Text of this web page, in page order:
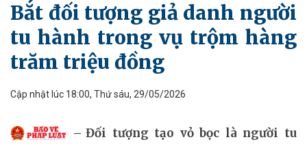
Bắt đối tượng giả danh người
tu hành trong vụ trộm hàng
trăm triệu đồng
Cập nhật lúc 18:00, Thứ sáu, 29/05/2026
Đối tượng tạo vỏ bọc là người tu